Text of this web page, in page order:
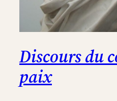
Discours du
paix